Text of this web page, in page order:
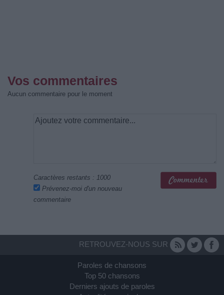
Vos commentaires
Aucun commentaire pour le moment
Caractères restants : 1000
Prévenez-moi d'un nouveau
commentaire
RETROUVEZ-NOUS SUR
Paroles de chansons
Top 50 chansons
Derniers ajouts de paroles